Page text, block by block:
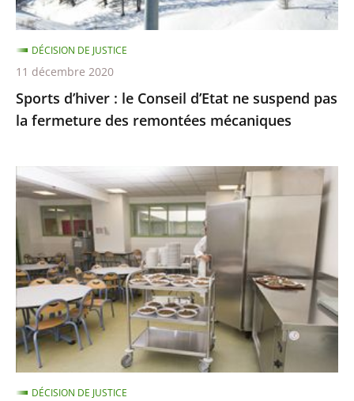
pas
la
fermeture
des
remontées
mécaniques
Sports d’hiver : le Conseil d’Etat ne suspend pas
la fermeture des remontées mécaniques
DÉCISION DE JUSTICE
11 décembre 2020
Les
menus
de
substitution
dans
les
cantines
scolaires,
qui
ne
DÉCISION DE JUSTICE